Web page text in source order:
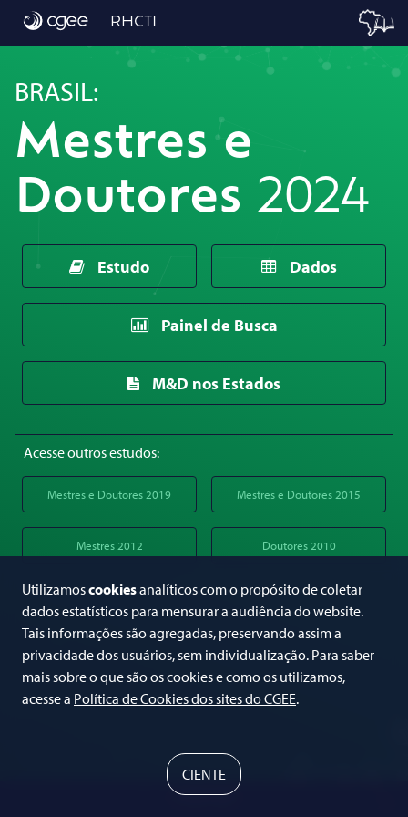
Início
RHCTI
BRASIL:
Mestres e
Doutores 2024
Estudo Dados
Painel de Busca
M&D nos Estados
Acesse outros estudos:
Mestres e Doutores 2019 Mestres e Doutores 2015
Mestres 2012 Doutores 2010
© 2024 CGEE
Utilizamoscookiesanalíticos com o propósito de coletar
dados estatísticos para mensurar a audiência do website.
Tais informações são agregadas, preservando assim a
privacidade dos usuários, sem individualização. Para saber
mais sobre o que são os cookies e como os utilizamos,
acesse a Política de Cookies dos sites do CGEE.
CIENTE